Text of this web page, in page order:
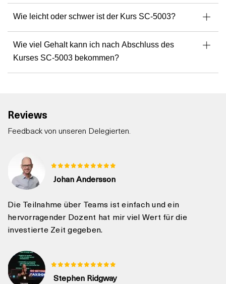
Wie leicht oder schwer ist der Kurs SC-5003?
Wie viel Gehalt kann ich nach Abschluss des
Kurses SC-5003 bekommen?
Reviews
Feedback von unseren Delegierten.
Johan Andersson
Die Teilnahme über Teams ist einfach und ein
hervorragender Dozent hat mir viel Wert für die
investierte Zeit gegeben.
Stephen Ridgway